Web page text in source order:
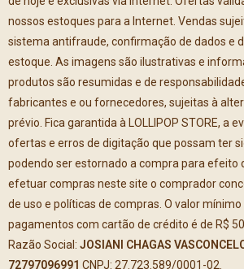
nossos estoques para a Internet. Vendas
sistema antifraude, confirmação de dados e
estoque. As imagens são ilustrativas e
produtos são resumidas e de
fabricantes e ou fornecedores, sujeitas à
prévio. Fica garantida à LOLLIPOP STORE, a
ofertas e erros de digitação que possam ter
podendo ser estornado a compra para efeito
efetuar compras neste site o comprador
de uso e políticas de compras. O valor
pagamentos com cartão de crédito é de R$
Razão Social: JOSIANI CHAGAS
72797096991 CNPJ: 27.723.589/0001-02.